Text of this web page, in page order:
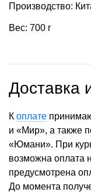
Производство:
Вес: 700 г
Доставка
К оплате
и «Мир», а также
«Юмани». При
возможна оплата
предусмотрена
До момента